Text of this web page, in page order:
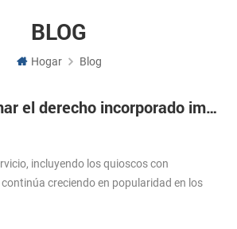
BLOG
Hogar Blog
Cómo seleccionar el derecho incorporado impresora de quiosco
incluyendo los quioscos con
creciendo en popularidad en los